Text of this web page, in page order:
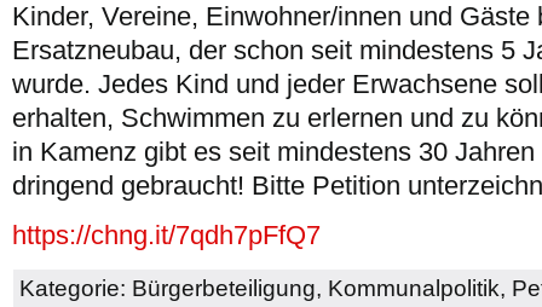
Kinder, Vereine, Einwohner/innen und
Ersatzneubau, der schon seit mindestens 5
wurde. Jedes Kind und jeder Erwachsene
erhalten, Schwimmen zu erlernen und zu
in Kamenz gibt es seit mindestens 30
dringend gebraucht! Bitte Petition
https://chng.it/7qdh7pFfQ7
Kategorie: Bürgerbeteiligung, Kommunalpolitik,